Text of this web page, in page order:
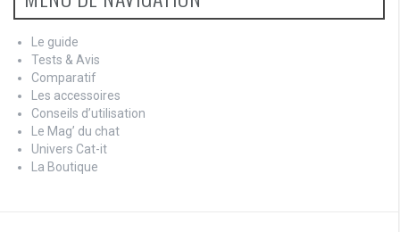
Le guide
Tests & Avis
Comparatif
Les accessoires
Conseils d’utilisation
Le Mag’ du chat
Univers Cat-it
La Boutique